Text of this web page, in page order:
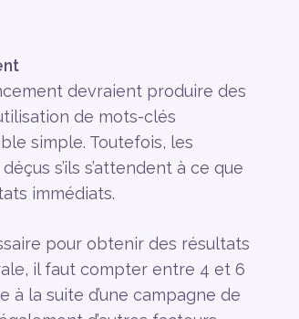
devraient produire des
de mots-clés
simple. Toutefois, les
s’ils s’attendent à ce que
immédiats.
pour obtenir des résultats
il faut compter entre 4 et 6
à la suite d’une campagne de